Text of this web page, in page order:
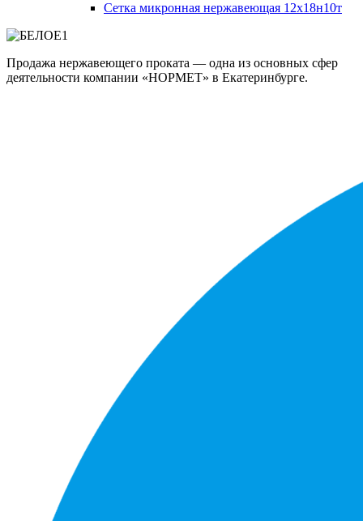
Сетка микронная нержавеющая 12х18н10т
Продажа нержавеющего проката — одна из основных сфер
деятельности компании «НОРМЕТ» в Екатеринбурге.